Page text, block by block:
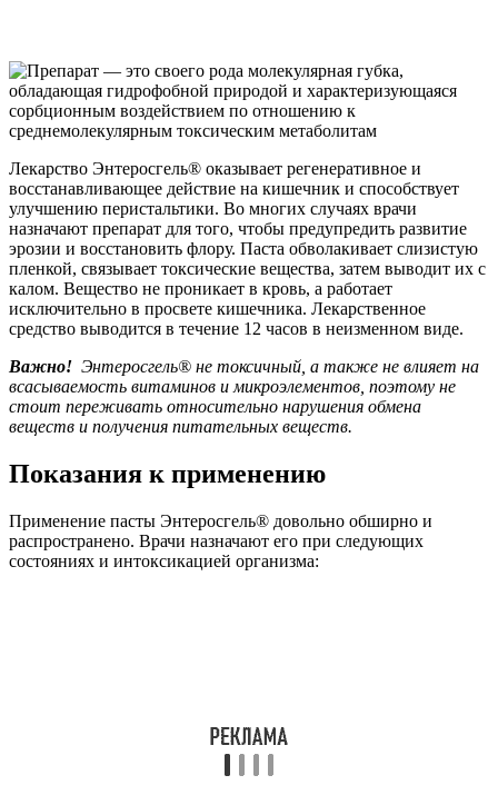
Лекарство Энтеросгель® оказывает регенеративное и
восстанавливающее действие на кишечник и способствует
улучшению перистальтики. Во многих случаях врачи
назначают препарат для того, чтобы предупредить развитие
эрозии и восстановить флору. Паста обволакивает слизистую
пленкой, связывает токсические вещества, затем выводит их с
калом. Вещество не проникает в кровь, а работает
исключительно в просвете кишечника. Лекарственное
средство выводится в течение 12 часов в неизменном виде.
Важно! Энтеросгель® не токсичный, а также не влияет на
всасываемость витаминов и микроэлементов, поэтому не
стоит переживать относительно нарушения обмена
веществ и получения питательных веществ.
Показания к применению
Применение пасты Энтеросгель® довольно обширно и
распространено. Врачи назначают его при следующих
состояниях и интоксикацией организма: